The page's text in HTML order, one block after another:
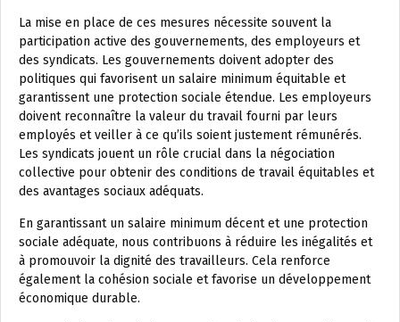
La mise en place de ces mesures nécessite souvent la
participation active des gouvernements, des employeurs et
des syndicats. Les gouvernements doivent adopter des
politiques qui favorisent un salaire minimum équitable et
garantissent une protection sociale étendue. Les employeurs
doivent reconnaître la valeur du travail fourni par leurs
employés et veiller à ce qu’ils soient justement rémunérés.
Les syndicats jouent un rôle crucial dans la négociation
collective pour obtenir des conditions de travail équitables et
des avantages sociaux adéquats.
En garantissant un salaire minimum décent et une protection
sociale adéquate, nous contribuons à réduire les inégalités et
à promouvoir la dignité des travailleurs. Cela renforce
également la cohésion sociale et favorise un développement
économique durable.